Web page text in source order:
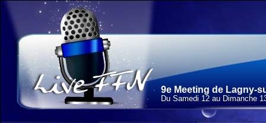
9e Meeting de Lagny-
Du Samedi 12 au Dimanche